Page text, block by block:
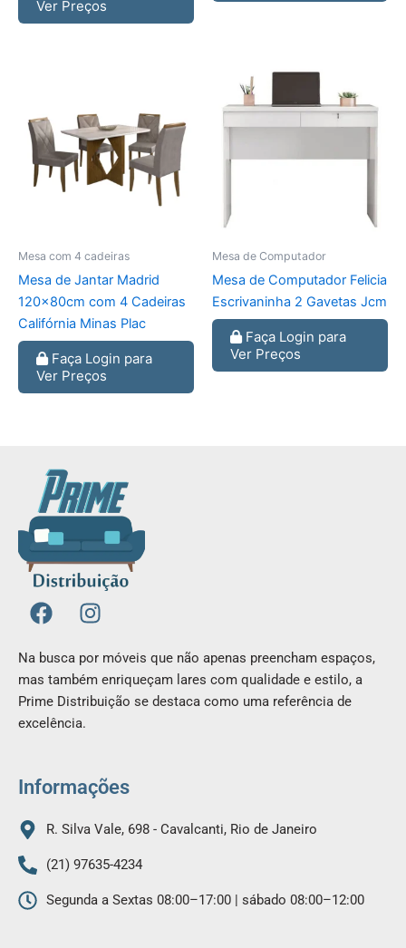
Ver Preços
Mesa com 4 cadeiras
Mesa de Jantar Madrid
120x80cm com 4 Cadeiras
Califórnia Minas Plac
Faça Login para
Ver Preços
Mesa de Computador
Mesa de Computador Felicia
Escrivaninha 2 Gavetas Jcm
Faça Login para
Ver Preços
F
a
c
e
b
o
o
I
n
t
a
g
m
Na busca por móveis que não apenas preencham espaços,
mas também enriqueçam lares com qualidade e estilo, a
Prime Distribuição se destaca como uma referência de
excelência.
Informações
R. Silva Vale, 698 - Cavalcanti, Rio de Janeiro
(21) 97635-4234
Segunda a Sextas 08:00–17:00 | sábado 08:00–12:00